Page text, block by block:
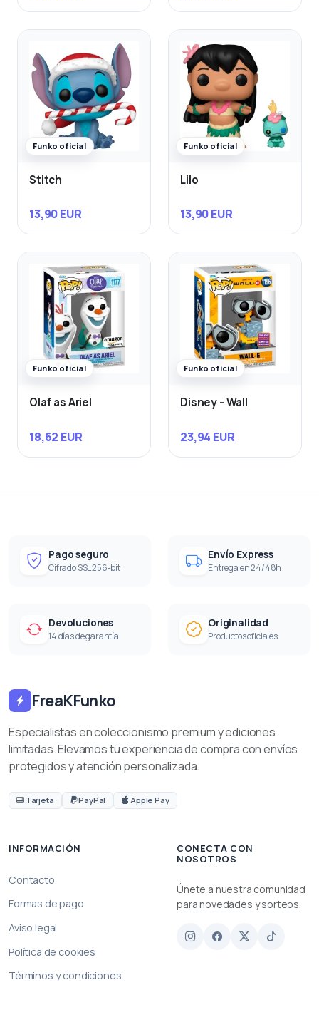
Funko oficial
Stitch
13,90 EUR
Funko oficial
Lilo
13,90 EUR
Funko oficial
Olaf as Ariel
18,62 EUR
Funko oficial
Disney - Wall
23,94 EUR
Pago seguro
Cifrado SSL 256-bit
Envío Express
Entrega en 24/48h
Devoluciones
14 días de garantía
Originalidad
Productos oficiales
FreaKFunko
Especialistas en coleccionismo premium y ediciones
limitadas. Elevamos tu experiencia de compra con envíos
protegidos y atención personalizada.
Tarjeta PayPal Apple Pay
INFORMACIÓN
Contacto
Formas de pago
Aviso legal
Política de cookies
Términos y condiciones
CONECTA CON
NOSOTROS
Únete a nuestra comunidad
para novedades y sorteos.